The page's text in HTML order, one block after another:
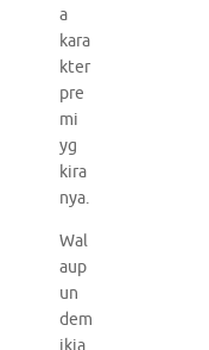
a
kara
kter
pre
mi
yg
kira
nya.
Wal
aup
un
dem
ikia